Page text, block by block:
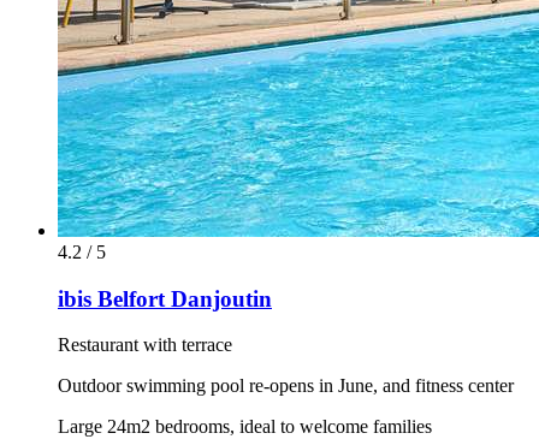
4.2 / 5
ibis Belfort Danjoutin
Restaurant with terrace
Outdoor swimming pool re-opens in June, and fitness center
Large 24m2 bedrooms, ideal to welcome families